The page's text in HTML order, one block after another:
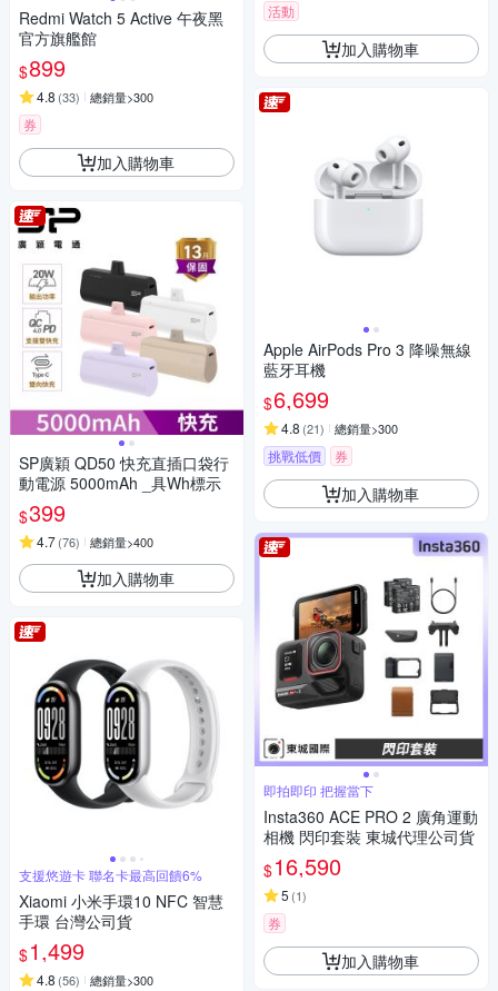
Redmi Watch 5 Active 午夜黑
官方旗艦館
$899
4.8 (33) 總銷量>300
券
加入購物車
SP廣穎 QD50 快充直插口袋行
動電源 5000mAh _具Wh標示
$399
4.7(76) 總銷量>400
加入購物車
支援悠遊卡 聯名卡最高回饋6%
Xiaomi 小米手環10 NFC 智慧
手環 台灣公司貨
$1,499
4.8 (56) 總銷量>300
活動
加入購物車
Apple AirPods Pro 3 降噪無線
藍牙耳機
$6,699
4.8 (21) 總銷量>300
挑戰低價 券
加入購物車
即拍即印 把握當下
Insta360 ACE PRO 2 廣角運動
相機 閃印套裝 東城代理公司貨
$16,590
5 (1)
券
加入購物車